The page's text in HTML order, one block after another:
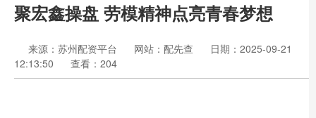
聚宏鑫操盘 劳模精神点亮青春梦想
来源：苏州配资平台 网站：配先查
日期：2025-09-21
12:13:50
查看：204